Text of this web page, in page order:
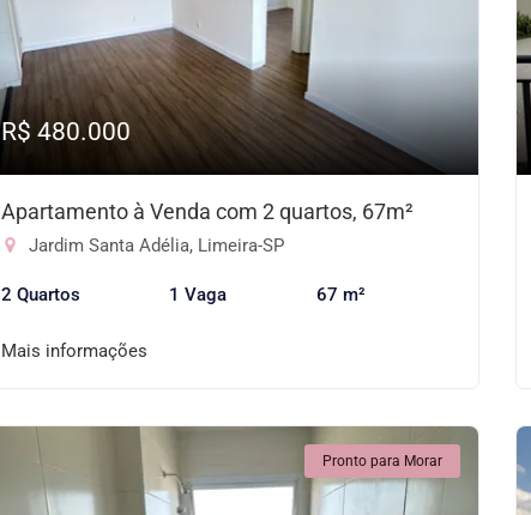
R$ 480.000
Apartamento à Venda com 2 quartos, 67m²
Jardim Santa Adélia, Limeira-SP
2 Quartos 1 Vaga 67 m²
Mais informações
Pronto para Morar